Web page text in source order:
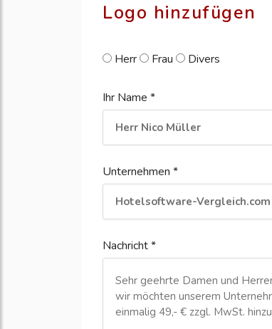
Logo hinzufügen
Herr Frau Divers
Ihr Name *
Unternehmen *
Nachricht *